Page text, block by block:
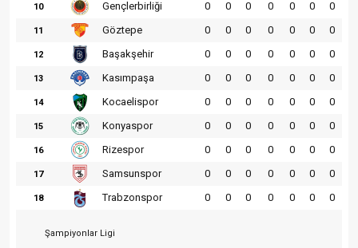
10 Gençlerbirliği 0 0 0 0 0 0 0
11 Göztepe 0 0 0 0 0 0 0
12 Başakşehir 0 0 0 0 0 0 0
13 Kasımpaşa 0 0 0 0 0 0 0
14 Kocaelispor 0 0 0 0 0 0 0
15 Konyaspor 0 0 0 0 0 0 0
16 Rizespor 0 0 0 0 0 0 0
17 Samsunspor 0 0 0 0 0 0 0
18 Trabzonspor 0 0 0 0 0 0 0
Şampiyonlar Ligi